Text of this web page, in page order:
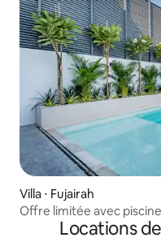
Villa ⋅ Fujairah
Offre limitée avec
imprenableLocations